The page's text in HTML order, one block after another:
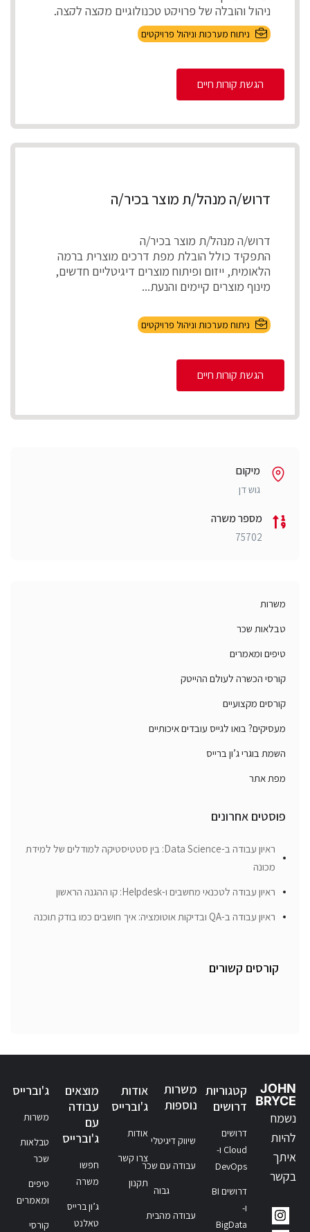
ניהול והובלה של פרויקט טכנולוגיים מקצה לקצה,
אפיון דרישות בהתא...
ניתוח מערכות וניהול פרויקטים
הגשת קורות חיים
דרוש/ה מנהל/ת מוצר בכיר/ה
דרוש/ה מנהל/ת מוצר בכיר/ה
התפקיד כולל הובלת מפת דרכים מוצרית ברמה
הלאומית, ייזום ופיתוח מוצרים דיגיטליים חדשים,
מינוף מוצרים קיימים והנעת...
ניתוח מערכות וניהול פרויקטים
הגשת קורות חיים
מיקום
גוש דן
מספר משרה
75702
משרות
טבלאות שכר
טיפים ומאמרים
קורסי הכשרה לעולם ההייטק
קורסים מקצועיים
מעסיקים? בואו לגייס עובדים איכותיים
השמת בוגרי ג’ון ברייס
מפת אתר
פוסטים אחרונים
ראיון עבודה ב-Data Science: בין סטטיסטיקה למודלים של למידת
מכונה
ראיון עבודה לטכנאי מחשבים ו-Helpdesk: קו ההגנה הראשון
ראיון עבודה ב-QA ובדיקות אוטומציה: איך חושבים כמו בודק תוכנה
קורסים קשורים
JOHN
BRYCE
נשמח
להיות
איתך
בקשר
קטגוריות
דרושים
דרושים
Cloud ו-
DevOps
דרושים BI
ו-
BigData
משרות
נוספות
שיווק דיגיטלי
עבודה עם שכר
גבוה
עבודה מהבית
אודות
ג'וברייס
אודות
צרו קשר
תקנון
מוצאים
עבודה
עם
ג'וברייס
חפשו
משרה
ג’ון ברייס
טאלנט
ג'וברייס
משרות
טבלאות
שכר
טיפים
ומאמרים
קורסי